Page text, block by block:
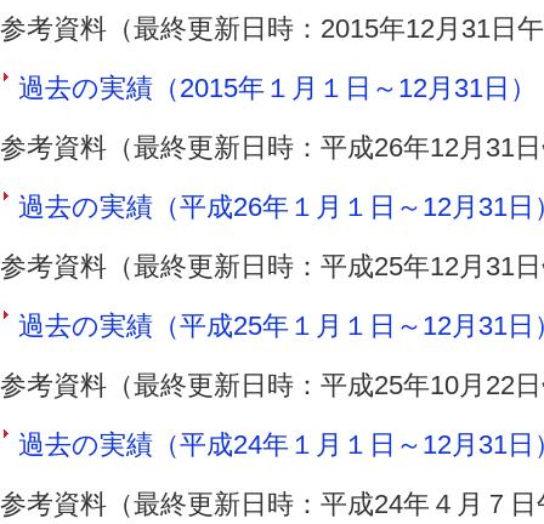
参考資料（最終更新日時：2015年12月31日
過去の実績（2015年１月１日～12月31日
参考資料（最終更新日時：平成26年12月31
過去の実績（平成26年１月１日～12月31
参考資料（最終更新日時：平成25年12月31
過去の実績（平成25年１月１日～12月31
参考資料（最終更新日時：平成25年10月22
過去の実績（平成24年１月１日～12月31
参考資料（最終更新日時：平成24年４月７